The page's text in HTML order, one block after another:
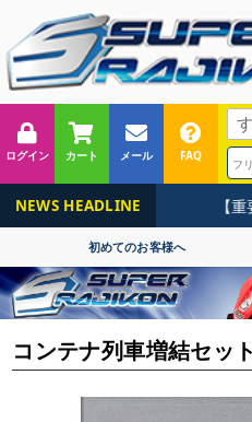
ログイン カート メール FAQ
NEWS HEADLINE 【重
初めてのお客様へ
コンテナ列車増結セッ